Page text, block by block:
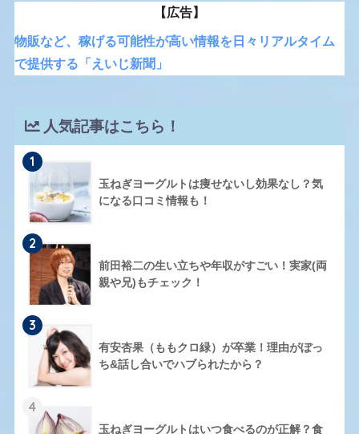
【広告】
物販など、稼げる可能性が高い情報を日々リアルタイム
で提供する「えいじ新聞」
人気記事はこちら！
1
玉ねぎヨーグルトは痩せないし効果なし？気
になる口コミ情報も！
2
前田裕二の生い立ちや年収がすごい！実家(両
親や兄)もチェック！
3
有安杏果（ももクロ緑）が卒業！理由がぼっ
ち&話し合いでハブられたから？
4
玉ねぎヨーグルトはいつ食べるのが正解？食